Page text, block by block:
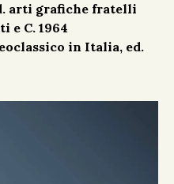
arti grafiche fratelli
e C. 1964
in Italia, ed.